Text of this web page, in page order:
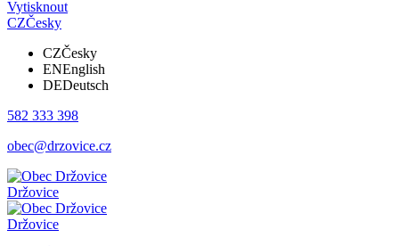
Vytisknout
CZČesky
CZČesky
ENEnglish
DEDeutsch
582 333 398
obec@drzovice.cz
Držovice
Držovice